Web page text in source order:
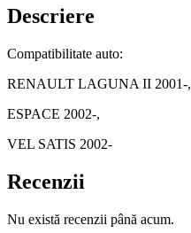
trepte
Descriere
Compatibilitate auto:
RENAULT LAGUNA II 2001-,
ESPACE 2002-,
VEL SATIS 2002-
Recenzii
Nu există recenzii până acum.